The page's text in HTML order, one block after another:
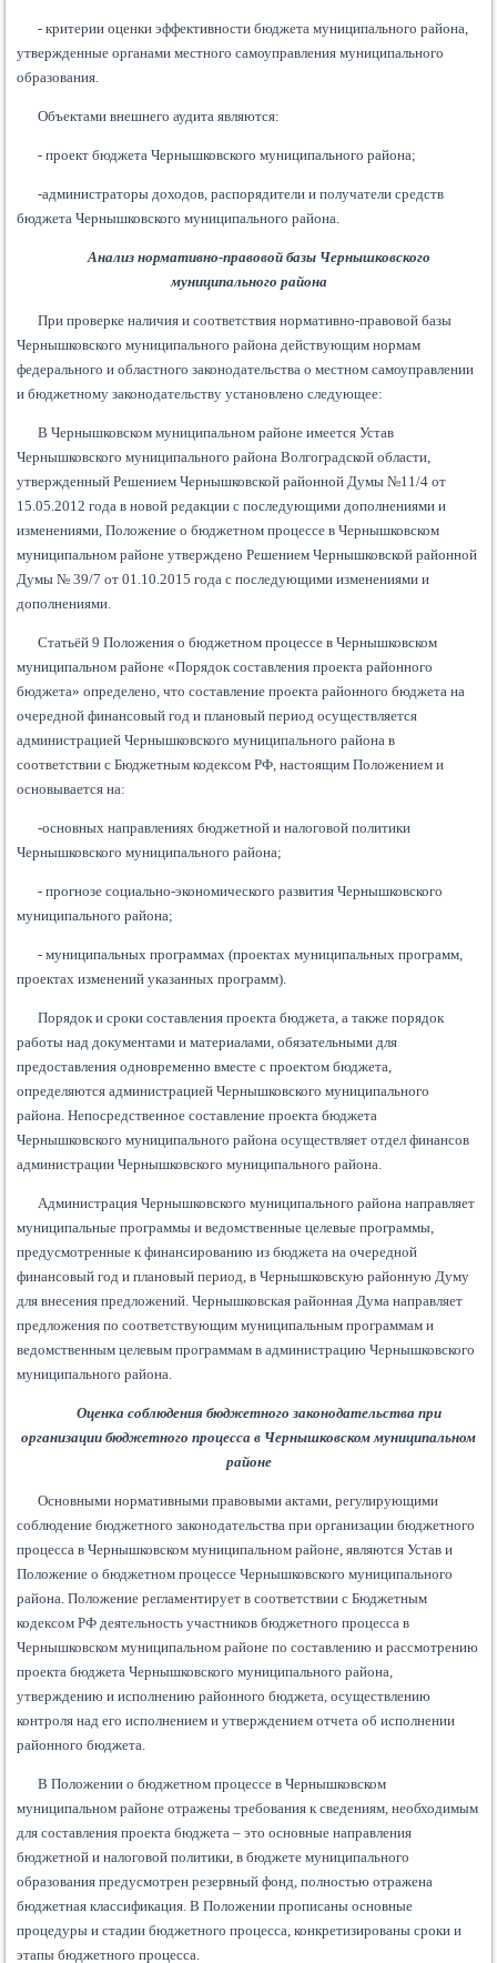
- критерии оценки эффективности бюджета муниципального района,
утвержденные органами местного самоуправления муниципального
образования.
Объектами внешнего аудита являются:
- проект бюджета Чернышковского муниципального района;
-администраторы доходов, распорядители и получатели средств
бюджета Чернышковского муниципального района.
Анализ нормативно-правовой базы Чернышковского
муниципального района
При проверке наличия и соответствия нормативно-правовой базы
Чернышковского муниципального района действующим нормам
федерального и областного законодательства о местном самоуправлении
и бюджетному законодательству установлено следующее:
В Чернышковском муниципальном районе имеется Устав
Чернышковского муниципального района Волгоградской области,
утвержденный Решением Чернышковской районной Думы №11/4 от
15.05.2012 года в новой редакции с последующими дополнениями и
изменениями, Положение о бюджетном процессе в Чернышковском
муниципальном районе утверждено Решением Чернышковской районной
Думы № 39/7 от 01.10.2015 года с последующими изменениями и
дополнениями.
Статьёй 9 Положения о бюджетном процессе в Чернышковском
муниципальном районе «Порядок составления проекта районного
бюджета» определено, что составление проекта районного бюджета на
очередной финансовый год и плановый период осуществляется
администрацией Чернышковского муниципального района в
соответствии с Бюджетным кодексом РФ, настоящим Положением и
основывается на:
-основных направлениях бюджетной и налоговой политики
Чернышковского муниципального района;
- прогнозе социально-экономического развития Чернышковского
муниципального района;
- муниципальных программах (проектах муниципальных программ,
проектах изменений указанных программ).
Порядок и сроки составления проекта бюджета, а также порядок
работы над документами и материалами, обязательными для
предоставления одновременно вместе с проектом бюджета,
определяются администрацией Чернышковского муниципального
района. Непосредственное составление проекта бюджета
Чернышковского муниципального района осуществляет отдел финансов
администрации Чернышковского муниципального района.
Администрация Чернышковского муниципального района направляет
муниципальные программы и ведомственные целевые программы,
предусмотренные к финансированию из бюджета на очередной
финансовый год и плановый период, в Чернышковскую районную Думу
для внесения предложений. Чернышковская районная Дума направляет
предложения по соответствующим муниципальным программам и
ведомственным целевым программам в администрацию Чернышковского
муниципального района.
Оценка соблюдения бюджетного законодательства при
организации бюджетного процесса в Чернышковском муниципальном
районе
Основными нормативными правовыми актами, регулирующими
соблюдение бюджетного законодательства при организации бюджетного
процесса в Чернышковском муниципальном районе, являются Устав и
Положение о бюджетном процессе Чернышковского муниципального
района. Положение регламентирует в соответствии с Бюджетным
кодексом РФ деятельность участников бюджетного процесса в
Чернышковском муниципальном районе по составлению и рассмотрению
проекта бюджета Чернышковского муниципального района,
утверждению и исполнению районного бюджета, осуществлению
контроля над его исполнением и утверждением отчета об исполнении
районного бюджета.
В Положении о бюджетном процессе в Чернышковском
муниципальном районе отражены требования к сведениям, необходимым
для составления проекта бюджета – это основные направления
бюджетной и налоговой политики, в бюджете муниципального
образования предусмотрен резервный фонд, полностью отражена
бюджетная классификация. В Положении прописаны основные
процедуры и стадии бюджетного процесса, конкретизированы сроки и
этапы бюджетного процесса.